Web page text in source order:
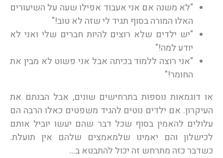
"לא משנה אם אני אעבוד אפילו שעה על השיעורים
האלו המורה בסוף תגיד לי שזה לא טוב!"
"יש ילדים שלא רוצים להיות חברים שלי ואני לא
יודע למה!"
"אני רוצה ללמוד בכיתה אבל אני פשוט לא מבין את
החומר!"
או דוגמאות נוספות בתרחישים שונים, אבל הבנתם את
העיקרון. אם ילדים נוטים להגיד משפטים כאלו הרבה הם
עלולים להאמין בסוף שכל דבר שהם יעשו יוביל אותם
לכישלון והם יאמינו שלמאמצים שלהם אין תועלת.
כשדבר כזה מתרחש זה יכול להתבטא ב…